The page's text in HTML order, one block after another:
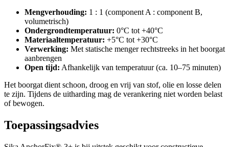
Mengverhouding: 1 : 1 (component A : component B,
volumetrisch)
Ondergrondtemperatuur: 0°C tot +40°C
Materiaaltemperatuur: +5°C tot +30°C
Verwerking: Met statische menger rechtstreeks in het boorgat
aanbrengen
Open tijd: Afhankelijk van temperatuur (ca. 10–75 minuten)
Het boorgat dient schoon, droog en vrij van stof, olie en losse delen
te zijn. Tijdens de uitharding mag de verankering niet worden belast
of bewogen.
Toepassingsadvies